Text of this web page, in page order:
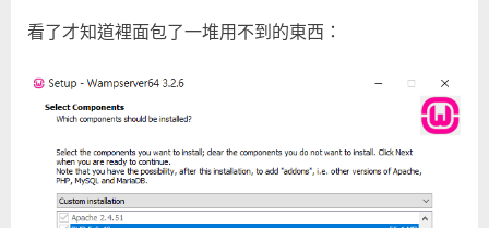
中
看了才知道裡面包了一堆用不到的東西：